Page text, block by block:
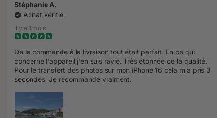
Stéphanie A.
Achat vérifié
il y a 1 mois
De la commande à la livraison tout était parfait. En ce qui
concerne l'appareil j'en suis ravie. Très étonnée de la qualité.
Pour le transfert des photos sur mon iPhone 16 cela m'a pris 3
secondes. Je recommande vraiment.